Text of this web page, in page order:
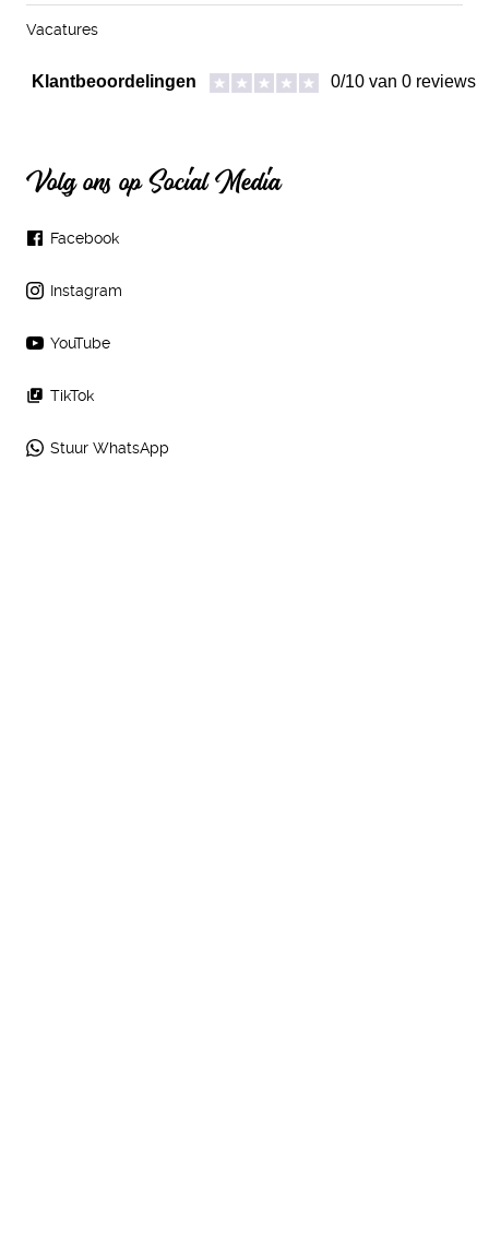
Vacatures
Volg ons op Social Media
Facebook
Instagram
YouTube
TikTok
Stuur WhatsApp